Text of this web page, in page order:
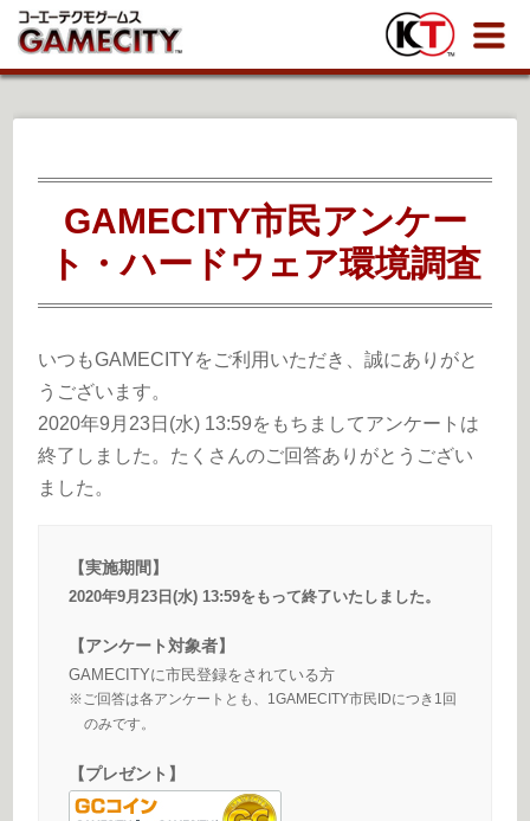
GAMECITY市民アンケー
ト・ハードウェア環境調査
いつもGAMECITYをご利用いただき、誠にありがと
うございます。
2020年9月23日(水) 13:59をもちましてアンケートは
終了しました。たくさんのご回答ありがとうござい
ました。
【実施期間】
2020年9月23日(水) 13:59をもって終了いたしました。
【アンケート対象者】
GAMECITYに市民登録をされている方
※ご回答は各アンケートとも、1GAMECITY市民IDにつき1回
のみです。
【プレゼント】